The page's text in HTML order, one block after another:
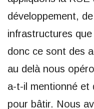
développement,
infrastructures
donc ce sont des
au delà nous
a-t-il mentionné et
pour bâtir. Nous